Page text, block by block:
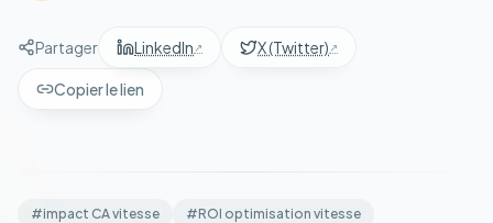
Partager LinkedIn X (Twitter)
Copier le lien
#impact CA vitesse #ROI optimisation vitesse